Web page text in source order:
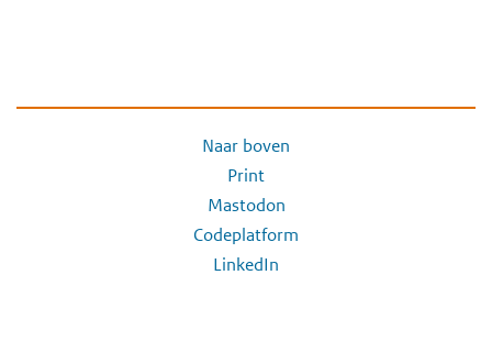
Naar boven
Print
Mastodon
Codeplatform
LinkedIn